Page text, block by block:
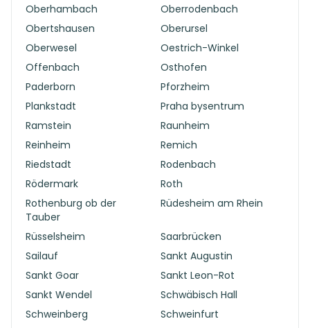
Oberhambach
Oberrodenbach
Obertshausen
Oberursel
Oberwesel
Oestrich-Winkel
Offenbach
Osthofen
Paderborn
Pforzheim
Plankstadt
Praha bysentrum
Ramstein
Raunheim
Reinheim
Remich
Riedstadt
Rodenbach
Rödermark
Roth
Rothenburg ob der
Tauber
Rüdesheim am Rhein
Rüsselsheim
Saarbrücken
Sailauf
Sankt Augustin
Sankt Goar
Sankt Leon-Rot
Sankt Wendel
Schwäbisch Hall
Schweinberg
Schweinfurt